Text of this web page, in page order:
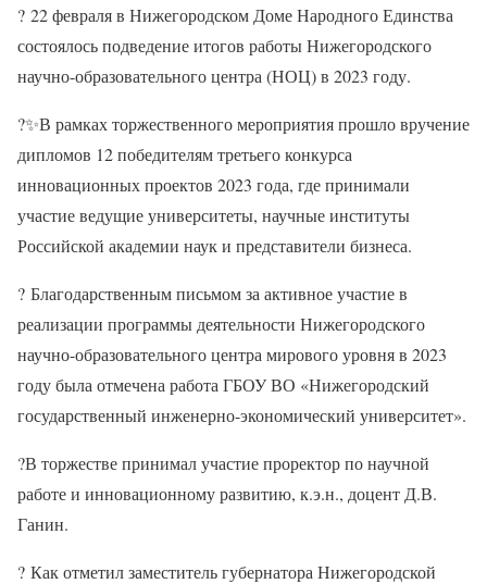
? 22 февраля в Нижегородском Доме Народного Единства
состоялось подведение итогов работы Нижегородского
научно-образовательного центра (НОЦ) в 2023 году.
?✨В рамках торжественного мероприятия прошло вручение
дипломов 12 победителям третьего конкурса
инновационных проектов 2023 года, где принимали
участие ведущие университеты, научные институты
Российской академии наук и представители бизнеса.
? Благодарственным письмом за активное участие в
реализации программы деятельности Нижегородского
научно-образовательного центра мирового уровня в 2023
году была отмечена работа ГБОУ ВО «Нижегородский
государственный инженерно-экономический университет».
?В торжестве принимал участие проректор по научной
работе и инновационному развитию, к.э.н., доцент Д.В.
Ганин.
? Как отметил заместитель губернатора Нижегородской